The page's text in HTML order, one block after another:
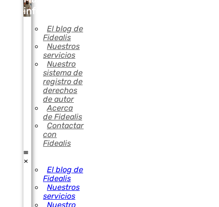
información
El blog de
Fidealis
Nuestros
servicios
Nuestro
sistema de
registro de
derechos
de autor
Acerca
de Fidealis
Contactar
con
Fidealis
El blog de
Fidealis
Nuestros
servicios
Nuestro